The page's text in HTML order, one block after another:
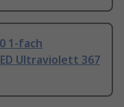
1-fach
Ultraviolett 367